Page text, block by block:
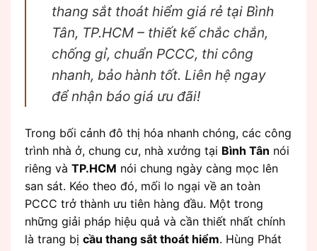
thang sắt thoát hiểm giá rẻ tại Bình
Tân, TP.HCM – thiết kế chắc chắn,
chống gỉ, chuẩn PCCC, thi công
nhanh, bảo hành tốt. Liên hệ ngay
để nhận báo giá ưu đãi!
Trong bối cảnh đô thị hóa nhanh chóng, các công
trình nhà ở, chung cư, nhà xưởng tại Bình Tân nói
riêng và TP.HCM nói chung ngày càng mọc lên
san sát. Kéo theo đó, mối lo ngại về an toàn
PCCC trở thành ưu tiên hàng đầu. Một trong
những giải pháp hiệu quả và cần thiết nhất chính
là trang bị cầu thang sắt thoát hiểm. Hùng Phát